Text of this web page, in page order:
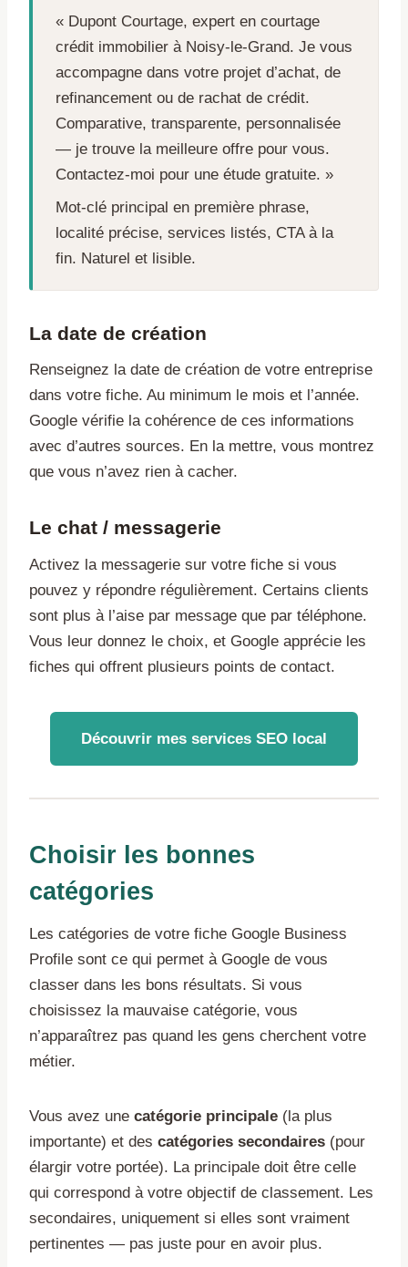
« Dupont Courtage, expert en courtage
crédit immobilier à Noisy-le-Grand. Je vous
accompagne dans votre projet d’achat, de
refinancement ou de rachat de crédit.
Comparative, transparente, personnalisée
— je trouve la meilleure offre pour vous.
Contactez-moi pour une étude gratuite. »
Mot-clé principal en première phrase,
localité précise, services listés, CTA à la
fin. Naturel et lisible.
La date de création
Renseignez la date de création de votre entreprise
dans votre fiche. Au minimum le mois et l’année.
Google vérifie la cohérence de ces informations
avec d’autres sources. En la mettre, vous montrez
que vous n’avez rien à cacher.
Le chat / messagerie
Activez la messagerie sur votre fiche si vous
pouvez y répondre régulièrement. Certains clients
sont plus à l’aise par message que par téléphone.
Vous leur donnez le choix, et Google apprécie les
fiches qui offrent plusieurs points de contact.
Découvrir mes services SEO local
Choisir les bonnes
catégories
Les catégories de votre fiche Google Business
Profile sont ce qui permet à Google de vous
classer dans les bons résultats. Si vous
choisissez la mauvaise catégorie, vous
n’apparaîtrez pas quand les gens cherchent votre
métier.
Vous avez une catégorie principale (la plus
importante) et des catégories secondaires (pour
élargir votre portée). La principale doit être celle
qui correspond à votre objectif de classement. Les
secondaires, uniquement si elles sont vraiment
pertinentes — pas juste pour en avoir plus.